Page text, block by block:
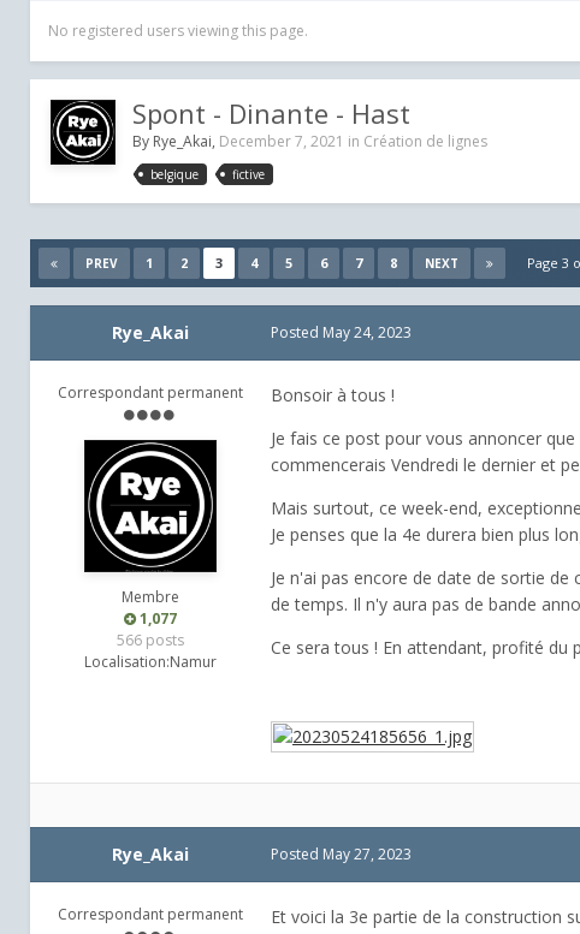
No registered users viewing this page.
Spont - Dinante - Hast
By Rye_Akai, December 7, 2021 in Création de lignes
belgique fictive
PREV 1 2 3 4 5 6 7 8 NEXT Page 3
Rye_Akai
Correspondant permanent
Membre
1,077
566 posts
Localisation:Namur
Posted May 24, 2023
Bonsoir à tous !
Je fais ce post pour vous annoncer
commencerais Vendredi le dernier et
Mais surtout, ce week-end,
Je penses que la 4e durera bien plus
Je n'ai pas encore de date de sortie
de temps. Il n'y aura pas de bande
Ce sera tous ! En attendant, profité du
Rye_Akai
Correspondant permanent
Posted May 27, 2023
Et voici la 3e partie de la construction